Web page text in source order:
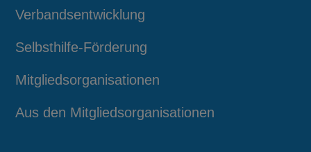
Verbandsentwicklung
Selbsthilfe-Förderung
Mitgliedsorganisationen
Aus den Mitgliedsorganisationen